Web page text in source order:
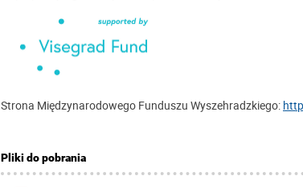
Strona Międzynarodowego Funduszu Wyszehradzkiego:
Pliki do pobrania